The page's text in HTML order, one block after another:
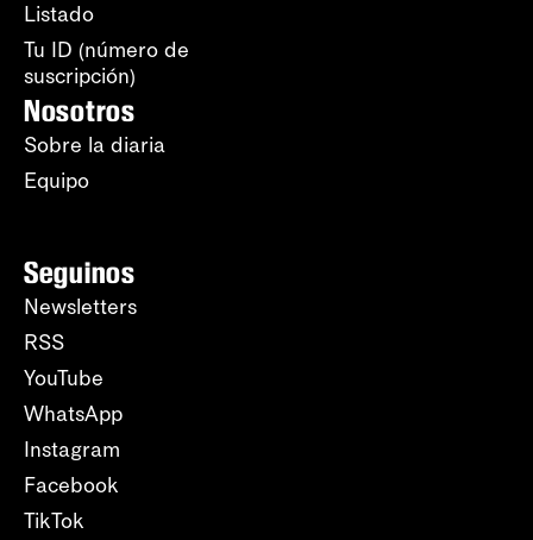
Listado
Tu ID (número de
suscripción)
Nosotros
Sobre la diaria
Equipo
Seguinos
Newsletters
RSS
YouTube
WhatsApp
Instagram
Facebook
TikTok